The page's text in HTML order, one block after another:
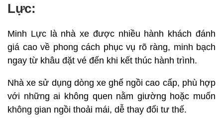
Lực:
Minh Lực là nhà xe được nhiều hành khách đánh
giá cao về phong cách phục vụ rõ ràng, minh bạch
ngay từ khâu đặt vé đến khi kết thúc hành trình.
Nhà xe sử dụng dòng xe ghế ngồi cao cấp, phù hợp
với những ai không quen nằm giường hoặc muốn
không gian ngồi thoải mái, dễ thay đổi tư thế.